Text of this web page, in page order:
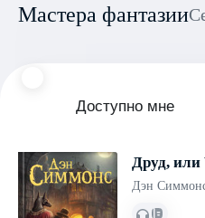
Мастера фантазии
Доступно мне
Друд, или
Дэн